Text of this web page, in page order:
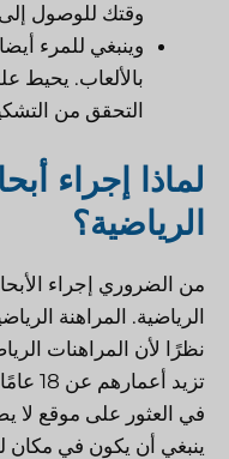
وقتك للوصول
وينبغي للمرء
بالألعاب. يحيط
التحقق من
لماذا إجراء
الرياضية؟
من الضروري إجراء
الرياضية. المراهنة
نظرًا لأن المراهنات
تزيد
في العثور على موقع لا
ينبغي أن يكون في مكان